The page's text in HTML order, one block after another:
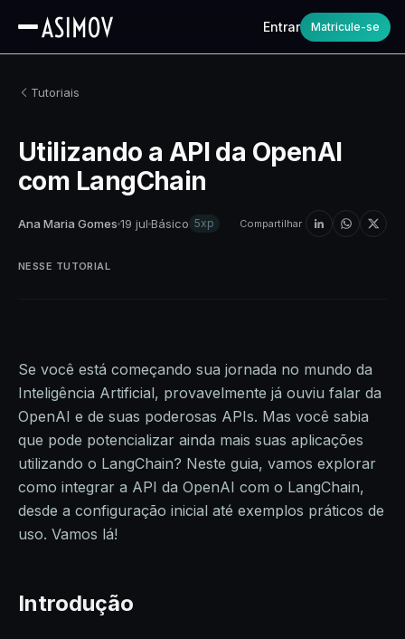
Entrar Matricule-se
Tutoriais
Utilizando a API da OpenAI
com LangChain
Ana Maria Gomes 19 jul Básico 5xp Compartilhar
Se você está começando sua jornada no mundo da
Inteligência Artificial, provavelmente já ouviu falar da
OpenAI e de suas poderosas APIs. Mas você sabia
que pode potencializar ainda mais suas aplicações
utilizando o LangChain? Neste guia, vamos explorar
como integrar a API da OpenAI com o LangChain,
desde a configuração inicial até exemplos práticos de
uso. Vamos lá!
Introdução
NESSE TUTORIAL